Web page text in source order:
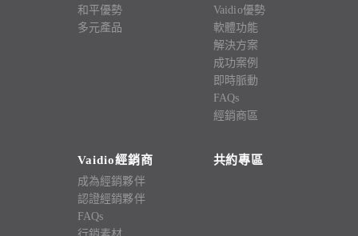
和平優勢
多元產品
Vaidio優勢
軟體功能
解決方案
成功案例
即時脈動
FAQs
經銷商區
Vaidio經銷商
成為經銷夥伴
認證經銷夥伴
FAQs
共約專區